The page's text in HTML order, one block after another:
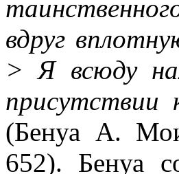
вдруг
> Я всюду
присутствии
(Бенуа А.
652). Бенуа